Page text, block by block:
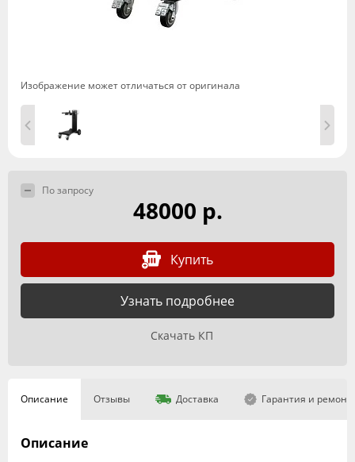
Изображение может отличаться от оригинала
По запросу
48000 р.
Купить
Узнать подробнее
Скачать КП
Описание Отзывы Доставка Гарантия и ремонт
Описание